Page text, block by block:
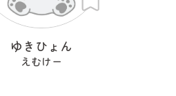
ゆきひょん
えむけー